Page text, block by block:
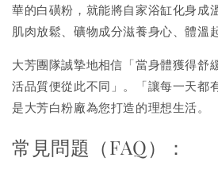
華的白磺粉，就能將自家浴缸化身成
肌肉放鬆、礦物成分滋養身心、體溫
大芳團隊誠摯地相信「當身體獲得舒
活品質便從此不同」。「讓每一天都
是大芳白粉廠為您打造的理想生活。
常見問題（FAQ）：